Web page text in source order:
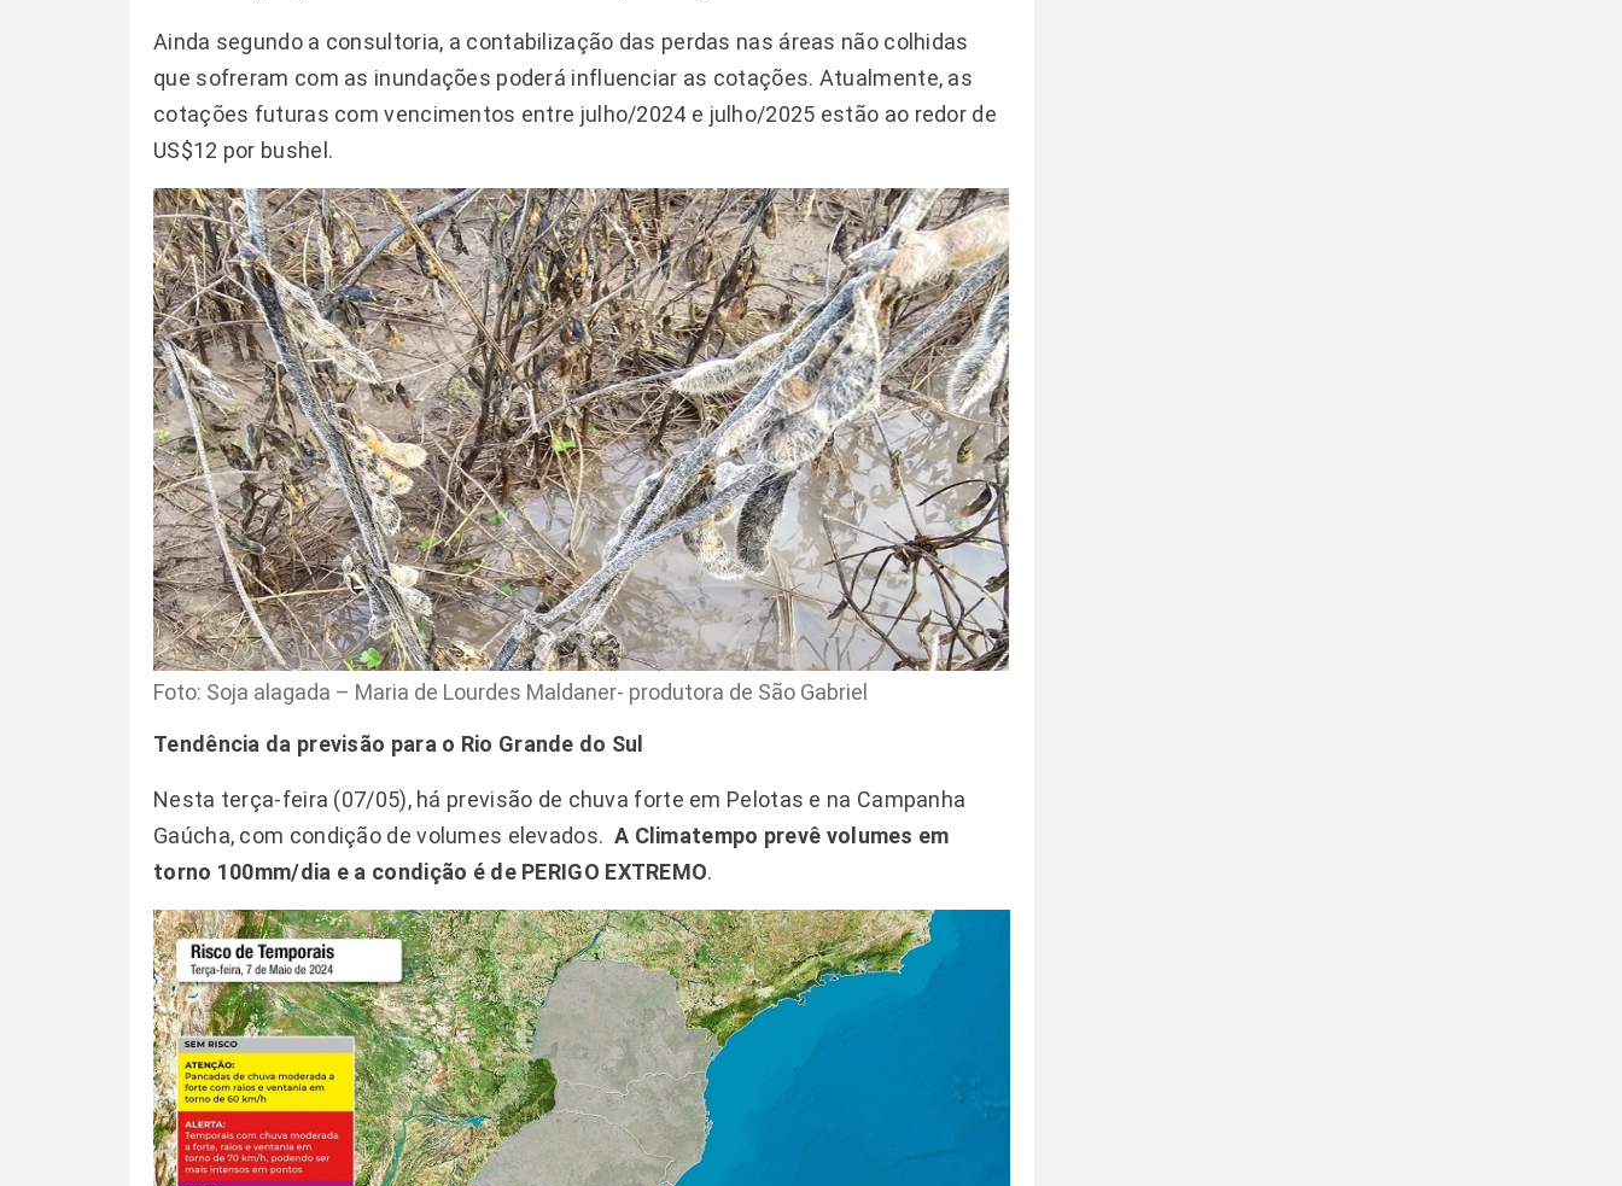
Ainda segundo a consultoria, a contabilização das perdas nas áreas não colhidas
que sofreram com as inundações poderá influenciar as cotações. Atualmente, as
cotações futuras com vencimentos entre julho/2024 e julho/2025 estão ao redor de
US$12 por bushel.
Foto: Soja alagada – Maria de Lourdes Maldaner- produtora de São Gabriel
Tendência da previsão para o Rio Grande do Sul
Nesta terça-feira (07/05), há previsão de chuva forte em Pelotas e na Campanha
Gaúcha, com condição de volumes elevados. A Climatempo prevê volumes em
torno 100mm/dia e a condição é de PERIGO EXTREMO.